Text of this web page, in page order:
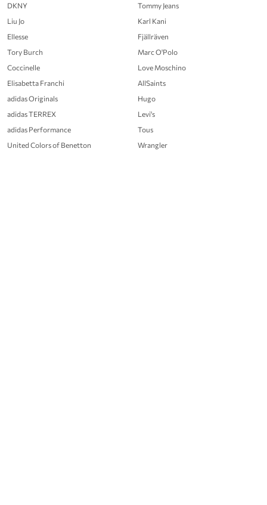
DKNY
Liu Jo
Ellesse
Tory Burch
Coccinelle
Elisabetta Franchi
adidas Originals
adidas TERREX
adidas Performance
United Colors of Benetton
Tommy Jeans
Karl Kani
Fjällräven
Marc O'Polo
Love Moschino
AllSaints
Hugo
Levi's
Tous
Wrangler